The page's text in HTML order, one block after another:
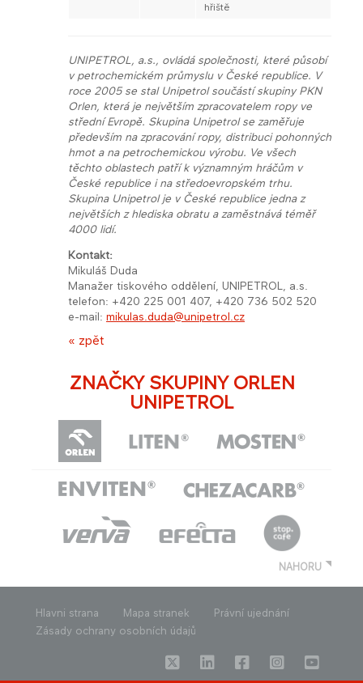
hřiště
UNIPETROL, a.s., ovládá společnosti, které působí
v petrochemickém průmyslu v České republice. V
roce 2005 se stal Unipetrol součástí skupiny PKN
Orlen, která je největším zpracovatelem ropy ve
střední Evropě. Skupina Unipetrol se zaměřuje
především na zpracování ropy, distribuci pohonných
hmot a na petrochemickou výrobu. Ve všech
těchto oblastech patří k významným hráčům v
České republice i na středoevropském trhu.
Skupina Unipetrol je v České republice jedna z
největších z hlediska obratu a zaměstnává téměř
4000 lidí.
Kontakt:
Mikuláš Duda
Manažer tiskového oddělení, UNIPETROL, a.s.
telefon: +420 225 001 407, +420 736 502 520
e-mail: mikulas.duda@unipetrol.cz
« zpět
ZNAČKY SKUPINY ORLEN
UNIPETROL
NAHORU
Hlavni strana Mapa stranek
Právní ujednání
Zásady ochrany osobních údajů